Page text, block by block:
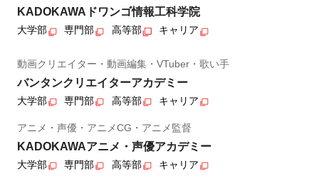
KADOKAWAドワンゴ情報工科学院
大学部 専門部 高等部 キャリア
動画クリエイター・動画編集・VTuber・歌い手
バンタンクリエイターアカデミー
大学部 専門部 高等部 キャリア
アニメ・声優・アニメCG・アニメ監督
KADOKAWAアニメ・声優アカデミー
大学部 専門部 高等部 キャリア